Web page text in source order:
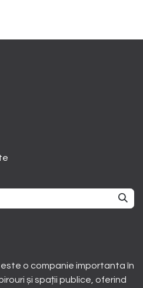
o companie importanta în
și spații publice, oferind